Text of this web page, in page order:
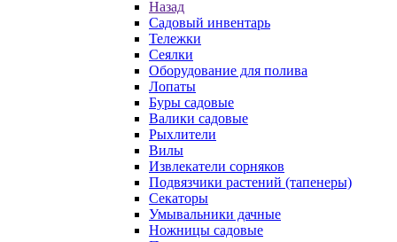
Назад
Садовый инвентарь
Тележки
Сеялки
Оборудование для полива
Лопаты
Буры садовые
Валики садовые
Рыхлители
Вилы
Извлекатели сорняков
Подвязчики растений (тапенеры)
Секаторы
Умывальники дачные
Ножницы садовые